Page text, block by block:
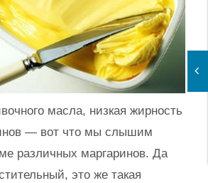
масла, низкая жирность
— вот что мы слышим
различных маргаринов. Да
это же такая